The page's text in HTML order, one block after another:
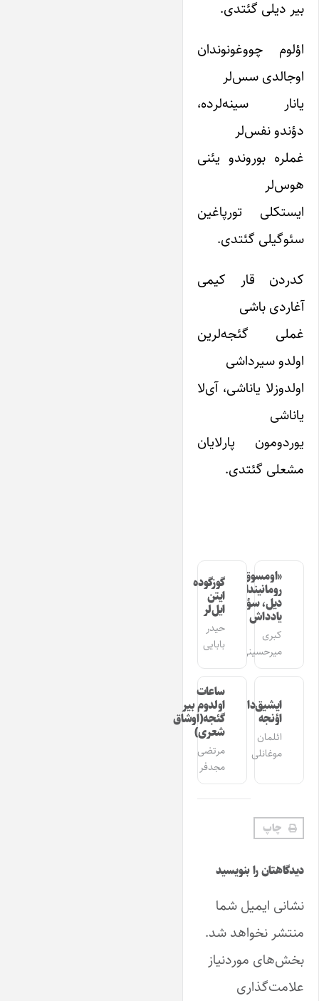
بیر دیلی گئتدی.
اؤلوم چووغونوندان
اوجالدی سس‌لر
یانار سینه‌لرده،
دؤندو نفس‌لر
غملره بوروندو یئنی
هوس‌لر
ایستکلی تورپاغین
سئوگیلی گئتدی.
کدردن قار کیمی
آغاردی باشی
غملی گئجه‌لرین
اولدو سیرداشی
اولدوزلا یاناشی، آی‌لا
یاناشی
یوردومون پارلایان
مشعلی گئتدی.
«اومسوق»
رومانیندا
دیل، سؤز،
یادداش
کبری
میرحسینی
گوزگوده
ایتن
ایل‌لر
حیدر
بابایی
ایشیق‌دان
اؤنجه
ائلمان
موغانلی
ساعات
اولدوم بیر
گئجه(اوشاق
شعری)
مرتضی
مجدفر
چاپ
دیدگاهتان را بنویسید
نشانی ایمیل شما
منتشر نخواهد شد.
بخش‌های موردنیاز
علامت‌گذاری